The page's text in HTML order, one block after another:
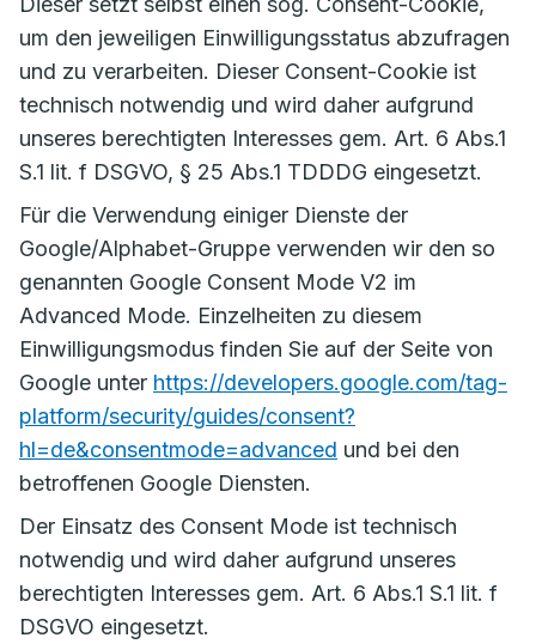
um den jeweiligen Einwilligungsstatus abzufragen
und zu verarbeiten. Dieser Consent-Cookie ist
technisch notwendig und wird daher aufgrund
unseres berechtigten Interesses gem. Art. 6 Abs.1
S.1 lit. f DSGVO, § 25 Abs.1 TDDDG eingesetzt.
Für die Verwendung einiger Dienste der
Google/Alphabet-Gruppe verwenden wir den so
genannten Google Consent Mode V2 im
Advanced Mode. Einzelheiten zu diesem
Einwilligungsmodus finden Sie auf der Seite von
Google unter https://developers.google.com/tag-
platform/security/guides/consent?
hl=de&consentmode=advanced und bei den
betroffenen Google Diensten.
Der Einsatz des Consent Mode ist technisch
notwendig und wird daher aufgrund unseres
berechtigten Interesses gem. Art. 6 Abs.1 S.1 lit. f
DSGVO eingesetzt.